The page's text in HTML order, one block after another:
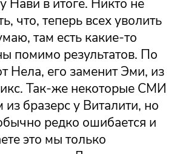
Нави в итоге. Никто не
что, теперь всех уволить
там есть какие-то
помимо результатов. По
Нела, его заменит Эми, из
Так-же некоторые СМИ
бразерс у Виталити, но
редко ошибается и
это мы только